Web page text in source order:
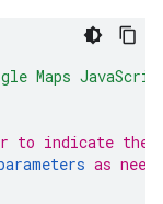
Maps
to indicate the
as